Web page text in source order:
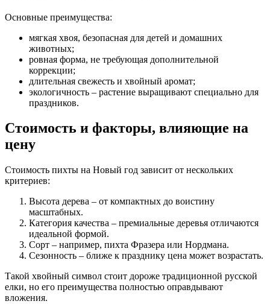
Основные преимущества:
мягкая хвоя, безопасная для детей и домашних
животных;
ровная форма, не требующая дополнительной
коррекции;
длительная свежесть и хвойный аромат;
экологичность – растение выращивают специально для
праздников.
Стоимость и факторы, влияющие на
цену
Стоимость пихты на Новый год зависит от нескольких
критериев:
Высота дерева – от компактных до воистину
масштабных.
Категория качества – премиальные деревья отличаются
идеальной формой.
Сорт – например, пихта Фразера или Нордмана.
Сезонность – ближе к празднику цена может возрастать.
Такой хвойный символ стоит дороже традиционной русской
елки, но его преимущества полностью оправдывают
вложения.